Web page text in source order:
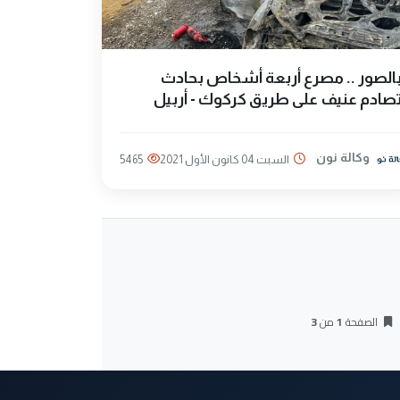
بالصور .. مصرع أربعة أشخاص بحادث
تصادم عنيف على طريق كركوك - أربيل
وكالة نون السبت 04 كانون الأول 2021 5465
الصفحة 1من3